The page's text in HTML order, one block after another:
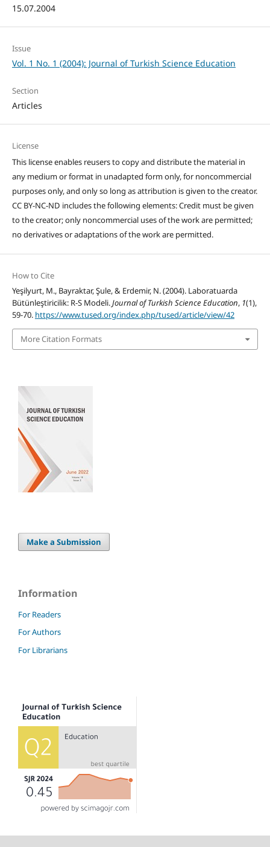
15.07.2004
Issue
Vol. 1 No. 1 (2004): Journal of Turkish Science Education
Section
Articles
License
This license enables reusers to copy and distribute the material in
any medium or format in unadapted form only, for noncommercial
purposes only, and only so long as attribution is given to the creator.
CC BY-NC-ND includes the following elements: Credit must be given
to the creator; only noncommercial uses of the work are permitted;
no derivatives or adaptations of the work are permitted.
How to Cite
Yeşilyurt, M., Bayraktar, Şule, & Erdemir, N. (2004). Laboratuarda
Bütünleştiricilik: R-S Modeli.Journal of Turkish Science Education, 1(1),
59-70. https://www.tused.org/index.php/tused/article/view/42
More Citation Formats
Make a Submission
Information
For Readers
For Authors
For Librarians